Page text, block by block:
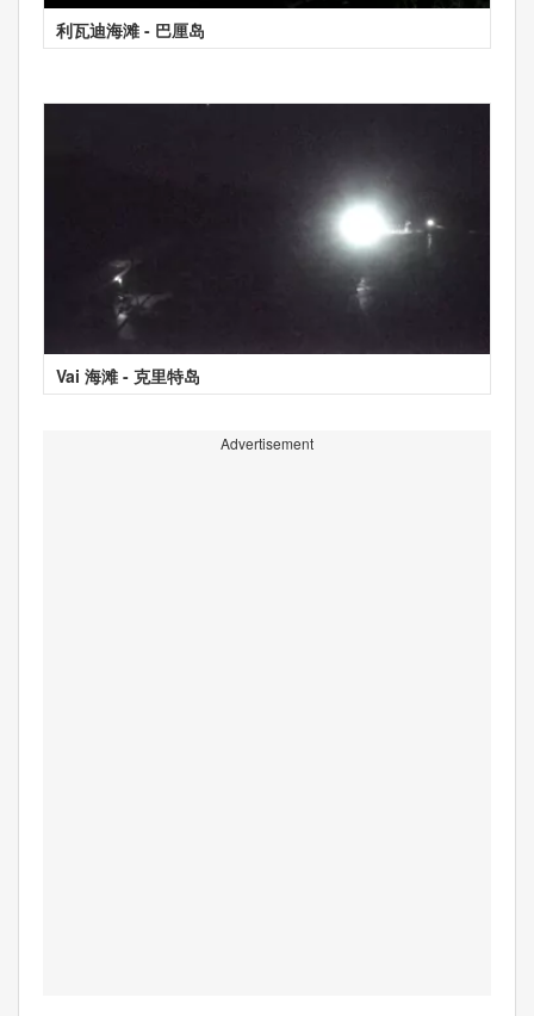
利瓦迪海滩 - 巴厘岛
Vai 海滩 - 克里特岛
Advertisement